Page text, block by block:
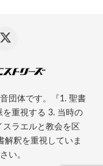
団体です。『1. 聖書
重視する 3. 当時の
ラエルと教会を区
解釈を重視していま
い。